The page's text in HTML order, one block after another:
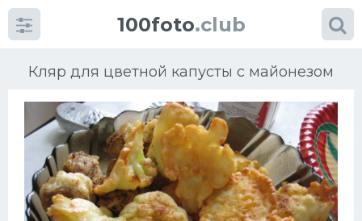
100foto.club
Кляр для цветной капусты с майонезом
Категориикартинок